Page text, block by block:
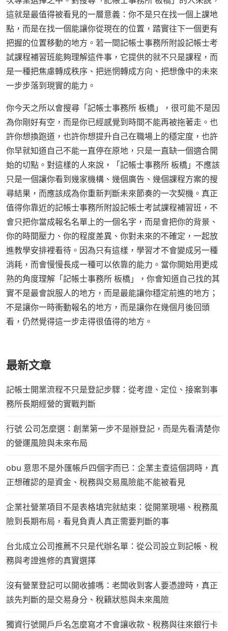
這就是最值得被看見的一層意義：你不是只在找一個上課地
點，而是在找一個能讓你從現在的位置，踏實往下一個更有
把握的位置移動的地方。若一間記帳士事務所附設記帳士考
試課程補習班能夠理解這件事，它提供的就不只是課程，而
是一種把焦慮轉成秩序、把迷惘轉成方向、把想像中的未來
一步步落到現實的能力。
你今天之所以會搜尋「記帳士事務所 板橋」，很可能不是因
為你剛好有空，而是你已經感覺到時間不能再被拖著走。也
許你想換跑道，也許你想提升自己在職場上的穩定度，也許
你早就知道自己不能一直停在原地，只是一直缺一個適合開
始的切點。對這樣的人來說，「記帳士事務所 板橋」不應該
只是一個讓你看到幾家機構、幾個廣告、幾個課程方案的搜
尋結果，而應該成為你重新判斷未來節奏的一次契機。真正
值得你靠近的記帳士事務所附設記帳士考試課程補習班，不
會只把你當成報名名單上的一個名字，而是會把你的背景、
你的時間壓力、你的程度差異、你對未來的不確定，一起放
進教學安排裡看待。因為只有這樣，學習才不會變成另一種
消耗，而會慢慢長成一種可以依靠的能力。當你開始用更成
熟的角度理解「記帳士事務所 板橋」，你會知道自己找的其
實不是最會說服人的地方，而是最能讓你穩定前進的地方；
不是讓你一時衝動報名的地方，而是讓你在幾個月後回頭
看，仍然覺得這一步走得很值得的地方。
最新文章
記帳士開業流程不只是登記步驟：從考證、定位、接案到事
務所長期經營的實戰判斷
行號 公司怎麼選：創業第一步不是辦登記，而是先看清楚你
的營運風險與未來布局
obu 意思不是外匯帳戶四個字而已：企業主查這個詞時，真
正想確認的是資金、稅務與交易風險能不能被看見
企業社營業項目不是表格填完就結束：從開業現場、稅務風
險到長期布局，看見負責人真正需要判斷的事
台北成立公司推薦不只是代辦名單：從公司設立到記帳、稅
務與考證進修的真實選擇
沒有營業登記可以開收據嗎：老闆收到客人要憑證時，真正
該先判斷的是交易身分、稅籍狀態與未來風險
獨資行號開戶戶名怎麼寫才不會讓收款、稅務與往來銀行卡